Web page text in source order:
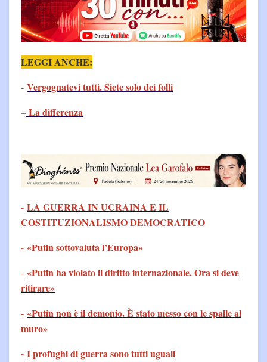
LEGGI ANCHE:
- Vergognatevi tutti. Siete solo dei folli
– La differenza
- LA GUERRA IN UCRAINA E IL
COSTITUZIONALISMO DEMOCRATICO
- «Putin sottovaluta l’Europa»
- «Putin ha violato il diritto internazionale. Ora si deve
ritirare»
- «Putin non è il demonio. È stato messo con le spalle al
muro»
- I profughi di guerra sono tutti uguali